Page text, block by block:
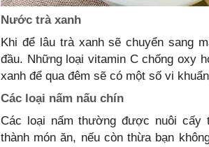
Nước trà xanh
Khi để lâu trà xanh sẽ chuyển sang
đầu. Những loại vitamin C chống oxy
xanh để qua đêm sẽ có một số vi
Các loại nấm nấu chín
Các loại nấm thường được nuôi cấy
thành món ăn, nếu còn thừa bạn